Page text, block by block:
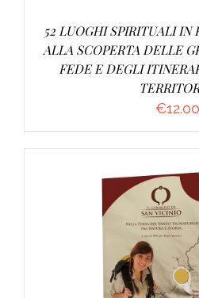
52 LUOGHI SPIRITUALI IN
ALLA SCOPERTA DELLE
FEDE E DEGLI
€12.00